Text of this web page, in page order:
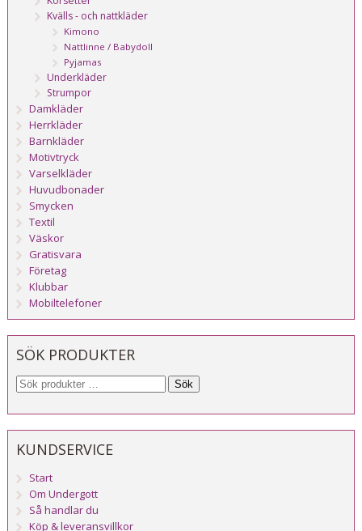
Kvälls - och nattkläder
Kimono
Nattlinne / Babydoll
Pyjamas
Underkläder
Strumpor
Damkläder
Herrkläder
Barnkläder
Motivtryck
Varselkläder
Huvudbonader
Smycken
Textil
Väskor
Gratisvara
Företag
Klubbar
Mobiltelefoner
SÖK PRODUKTER
Sök
KUNDSERVICE
Start
Om Undergott
Så handlar du
Köp & leveransvillkor